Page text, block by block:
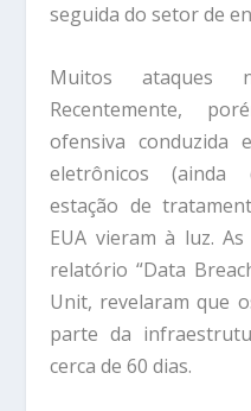
seguida do setor de
Muitos ataques
Recentemente,
ofensiva conduzida
eletrônicos (ainda
estação de
EUA vieram à luz.
relatório “Data
Unit, revelaram que
parte da
cerca de 60 dias.